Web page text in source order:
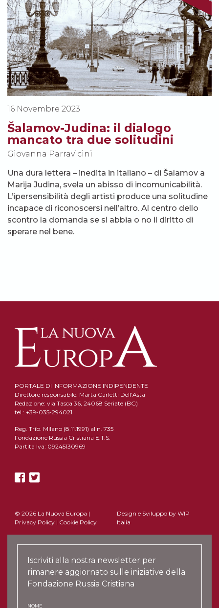
16 Novembre 2023
Šalamov-Judina: il dialogo
mancato tra due solitudini
Giovanna Parravicini
Una dura lettera – inedita in italiano – di Šalamov a
Marija Judina, svela un abisso di incomunicabilità.
L’ipersensibilità degli artisti produce una solitudine
incapace di riconoscersi nell’altro. Al centro dello
scontro la domanda se si abbia o no il diritto di
sperare nel bene.
PORTALE DI INFORMAZIONE INDIPENDENTE
Direttore responsabile: Marta Carletti Dell’Asta
Redazione: via Tasca 36, 24068 Seriate (BG)
tel.: +39-035-294021
Reg. Trib. Milano (8.11.1991) al n. 735
Fondazione Russia Cristiana E.T.S.
Partita Iva: 09245130969
© 2026 La Nuova Europa |
Privacy Policy | Cookie Policy
Design e Sviluppo by WIP
Italia
Iscriviti alla nostra newsletter per
rimanere aggiornato sulle iniziative della
Fondazione Russia Cristiana
NOME